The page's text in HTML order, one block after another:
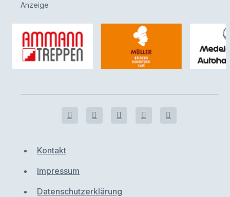
Anzeige
Kontakt
Impressum
Datenschutzerklärung